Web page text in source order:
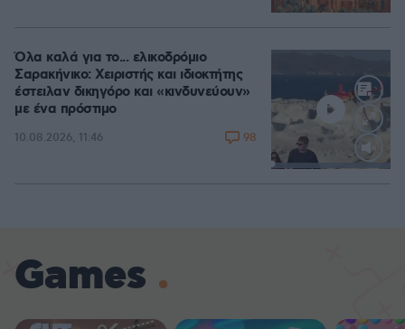
Loaded
Όλα καλά για το... ελικοδρόμιο
Σαρακήνικο: Χειριστής και ιδιοκτήτης
έστειλαν δικηγόρο και «κινδυνεύουν»
με ένα πρόστιμο
10.08.2026, 11:46 98
Games